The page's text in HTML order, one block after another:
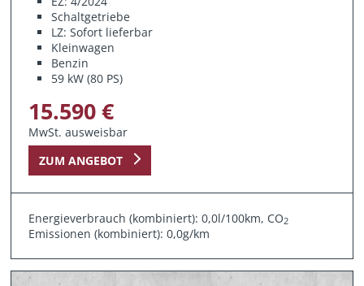
Schaltgetriebe
LZ: Sofort lieferbar
Kleinwagen
Benzin
59 kW (80 PS)
15.590 €
MwSt. ausweisbar
ZUM ANGEBOT
Energieverbrauch (kombiniert): 0,0l/100km, CO2
Emissionen (kombiniert): 0,0g/km